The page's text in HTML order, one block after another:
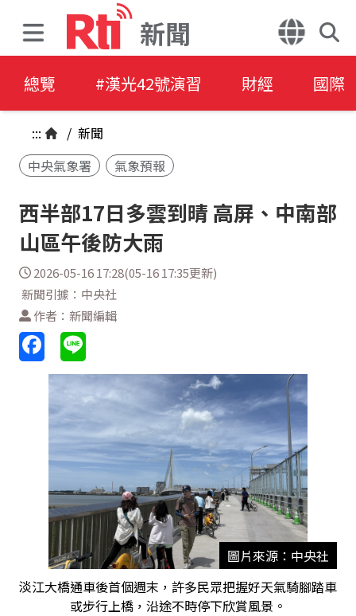
新聞
總覽 #漢光42號演習 財經 國際
::: / 新聞
中央氣象署
氣象預報
西半部17日多雲到晴 高屏、中南部
山區午後防大雨
2026-05-16 17:28(05-16 17:35更新)
新聞引據：中央社
作者：新聞編輯
圖片來源：中央社
淡江大橋通車後首個週末，許多民眾把握好天氣騎腳踏車
或步行上橋，沿途不時停下欣賞風景。